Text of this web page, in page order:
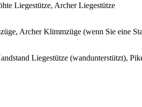
Liegestütze, Archer Liegestütze
Archer Klimmzüge (wenn Sie eine
Liegestütze (wandunterstützt),